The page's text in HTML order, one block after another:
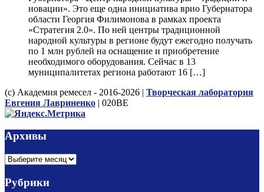
новации». Это еще одна инициатива врио Губернатора
области Георгия Филимонова в рамках проекта
«Стратегия 2.0». По ней центры традиционной
народной культуры в регионе будут ежегодно получать
по 1 млн рублей на оснащение и приобретение
необходимого оборудования. Сейчас в 13
муниципалитетах региона работают 16 […]
(с) Академия ремесел - 2016-2026 | Творческая лаборатория
Евгения Лавриненко | 020BE
Архивы
Архивы
Рубрики